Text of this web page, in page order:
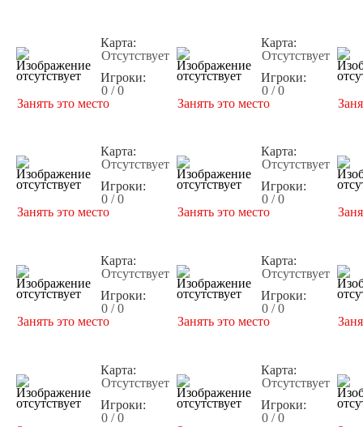
Карта:
Отсутствует
Игроки:
0 / 0
Занять это место
Карта:
Отсутствует
Игроки:
0 / 0
Занять это место
Карта:
Отсутствует
Игроки:
0 / 0
Занять это место
Карта:
Отсутствует
Игроки:
0 / 0
Занять это место
Карта:
Отсутствует
Игроки:
0 / 0
Занять это место
Карта:
Отсутствует
Игроки:
0 / 0
Занять это место
Карта:
Отсутствует
Игроки:
0 / 0
Карта:
Отсутствует
Игроки:
0 / 0